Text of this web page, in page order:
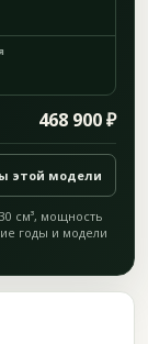
468 900 ₽
этой модели
см³, мощность
годы и модели